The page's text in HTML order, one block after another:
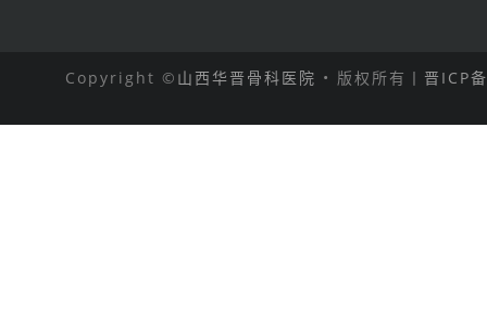
Copyright © 山西华晋骨科医院 • 版权所有丨 晋ICP